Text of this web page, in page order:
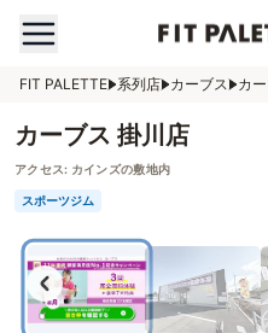
FIT PALETTE 系列店 カーブス カ
カーブス 掛川店
アクセス: カインズの敷地内
スポーツジム